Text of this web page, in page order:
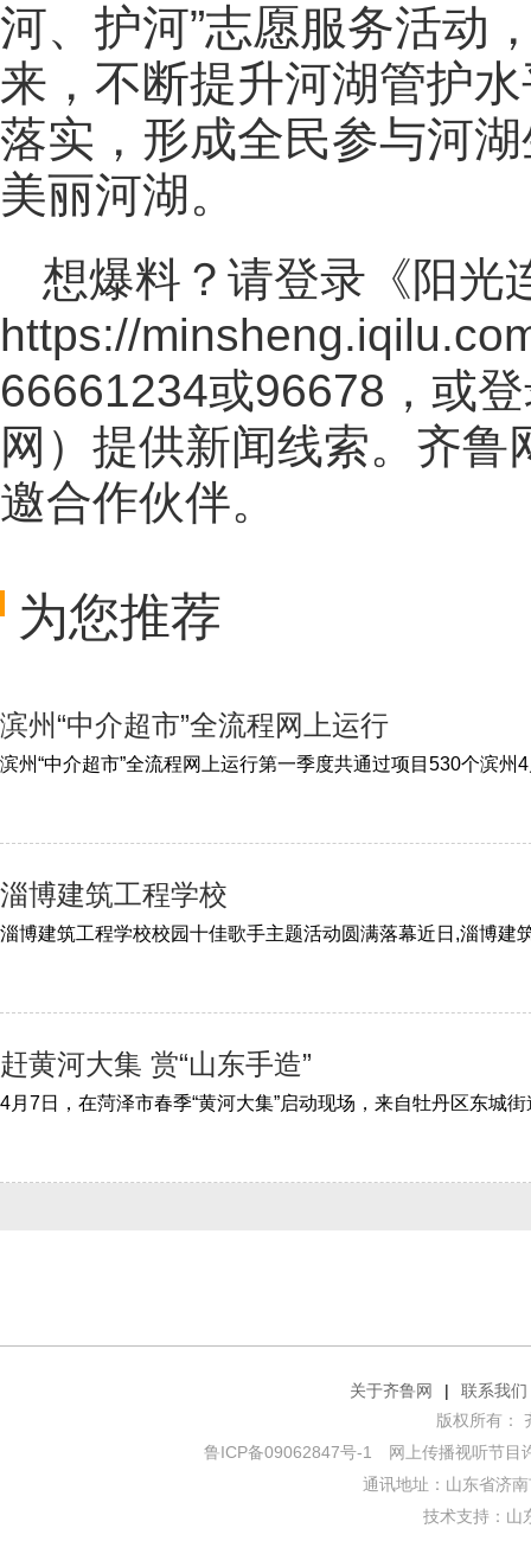
河、护河”志愿服务活动
来，不断提升河湖管护
落实，形成全民参与河
美丽河湖。
想爆料？请登录《阳光
https://
66661234或96678，或
网 ）提供新闻线索。齐鲁
邀合作伙伴。
为您推荐
滨州“中介超市”全流程网上运行
淄博建筑工程学校
赶黄河大集 赏“山东手造”
关于齐鲁网 |
联系我们
版权所有：
鲁ICP备09062847号-1
网上传播视听节目
通讯地址：山东省济
技术支持： 山